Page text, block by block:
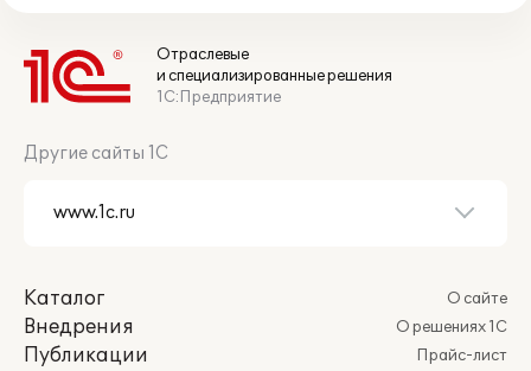
Отраслевые
и специализированные решения
1С:Предприятие
Другие сайты 1С
Каталог
Внедрения
Публикации
О сайте
О решениях 1С
Прайс-лист